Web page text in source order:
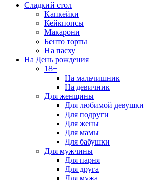
Сладкий стол
Капкейки
Кейкпопсы
Макарони
Бенто торты
На пасху
На День рождения
18+
На мальчишник
На девичник
Для женщины
Для любимой девушки
Для подруги
Для жены
Для мамы
Для бабушки
Для мужчины
Для парня
Для друга
Для мужа